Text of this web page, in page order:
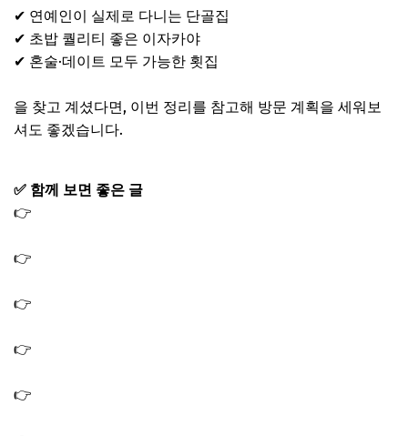
✔ 연예인이 실제로 다니는 단골집
✔ 초밥 퀄리티 좋은 이자카야
✔ 혼술·데이트 모두 가능한 횟집
을 찾고 계셨다면, 이번 정리를 참고해 방문 계획을 세워보
셔도 좋겠습니다.
✅ 함께 보면 좋은 글
👉
👉
👉
👉
👉